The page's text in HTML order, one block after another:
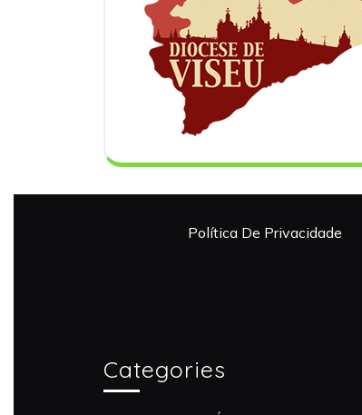
Política De Privacidade
Categories